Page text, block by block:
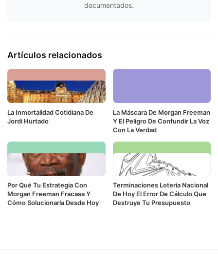
documentados.
Artículos relacionados
La Inmortalidad Cotidiana De
Jordi Hurtado
La Máscara De Morgan Freeman
Y El Peligro De Confundir La Voz
Con La Verdad
Por Qué Tu Estrategia Con
Morgan Freeman Fracasa Y
Cómo Solucionarla Desde Hoy
Terminaciones Lotería Nacional
De Hoy El Error De Cálculo Que
Destruye Tu Presupuesto